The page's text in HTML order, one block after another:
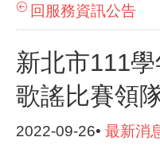
回服務資訊公告
新北市111
歌謠比賽領
2022-09-26• 最新消